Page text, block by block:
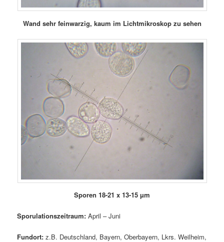
Wand sehr feinwarzig, kaum im Lichtmikroskop zu sehen
Sporen 18-21 x 13-15 µm
Sporulationszeitraum: April – Juni
Fundort:z.B. Deutschland, Bayern, Oberbayern, Lkrs. Weilheim,